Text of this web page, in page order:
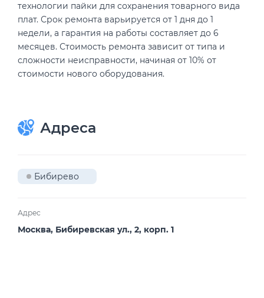
технологии пайки для сохранения товарного вида
плат. Срок ремонта варьируется от 1 дня до 1
недели, а гарантия на работы составляет до 6
месяцев. Стоимость ремонта зависит от типа и
сложности неисправности, начиная от 10% от
стоимости нового оборудования.
Адреса
Бибирево
Адрес
Москва, Бибиревская ул., 2, корп. 1